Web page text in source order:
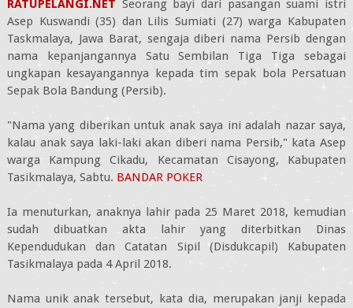
RATUPELANGI.NET Seorang bayi dari pasangan suami istri
Asep Kuswandi (35) dan Lilis Sumiati (27) warga Kabupaten
Taskmalaya, Jawa Barat, sengaja diberi nama Persib dengan
nama kepanjangannya Satu Sembilan Tiga Tiga sebagai
ungkapan kesayangannya kepada tim sepak bola Persatuan
Sepak Bola Bandung (Persib).
"Nama yang diberikan untuk anak saya ini adalah nazar saya,
kalau anak saya laki-laki akan diberi nama Persib," kata Asep
warga Kampung Cikadu, Kecamatan Cisayong, Kabupaten
Tasikmalaya, Sabtu. BANDAR POKER
Ia menuturkan, anaknya lahir pada 25 Maret 2018, kemudian
sudah dibuatkan akta lahir yang diterbitkan Dinas
Kependudukan dan Catatan Sipil (Disdukcapil) Kabupaten
Tasikmalaya pada 4 April 2018.
Nama unik anak tersebut, kata dia, merupakan janji kepada